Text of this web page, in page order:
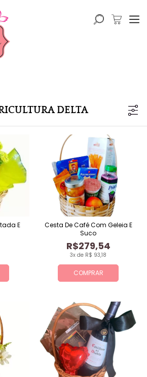
DELTA
E
COMPRAR
3x de R$ 93,18
R$279,54
Cesta De Café Com Geleia E
Suco